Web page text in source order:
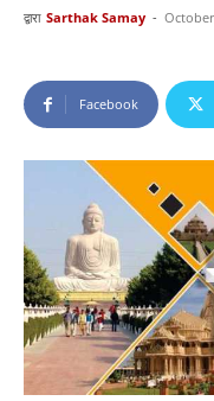
द्वारा Sarthak Samay -
Facebook